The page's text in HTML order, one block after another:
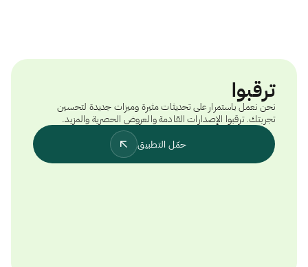
ترقبوا
نحن نعمل باستمرار على تحديثات مثيرة وميزات جديدة لتحسين
تجربتك. ترقبوا الإصدارات القادمة والعروض الحصرية والمزيد.
حمّل التطبيق